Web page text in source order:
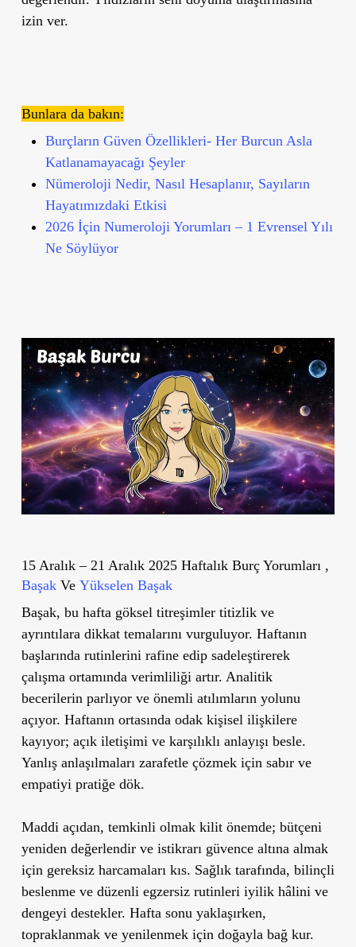
izin ver.
Bunlara da bakın:
Burçların Güven Özellikleri- Her Burcun Asla
Katlanamayacağı Şeyler
Nümeroloji Nedir, Nasıl Hesaplanır, Sayıların
Hayatımızdaki Etkisi
2026 İçin Numeroloji Yorumları – 1 Evrensel Yılı
Ne Söylüyor
15 Aralık – 21 Aralık 2025 Haftalık Burç Yorumları ,
BaşakVe Yükselen Başak
Başak, bu hafta göksel titreşimler titizlik ve
ayrıntılara dikkat temalarını vurguluyor. Haftanın
başlarında rutinlerini rafine edip sadeleştirerek
çalışma ortamında verimliliği artır. Analitik
becerilerin parlıyor ve önemli atılımların yolunu
açıyor. Haftanın ortasında odak kişisel ilişkilere
kayıyor; açık iletişimi ve karşılıklı anlayışı besle.
Yanlış anlaşılmaları zarafetle çözmek için sabır ve
empatiyi pratiğe dök.
Maddi açıdan, temkinli olmak kilit önemde; bütçeni
yeniden değerlendir ve istikrarı güvence altına almak
için gereksiz harcamaları kıs. Sağlık tarafında, bilinçli
beslenme ve düzenli egzersiz rutinleri iyilik hâlini ve
dengeyi destekler. Hafta sonu yaklaşırken,
topraklanmak ve yenilenmek için doğayla bağ kur.